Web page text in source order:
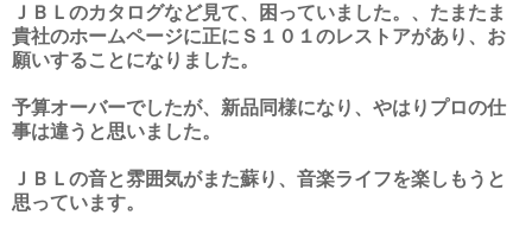
ＪＢＬのカタログなど見て、困っていました。、たまたま
貴社のホームページに正に Ｓ１０１のレストアがあり、お
願いすることになりました。
予算オーバーでしたが、新品同様になり、やはりプロの仕
事は違うと思いました。
ＪＢＬの音と雰囲気がまた蘇り、音楽ライフを楽しもうと
思っています。